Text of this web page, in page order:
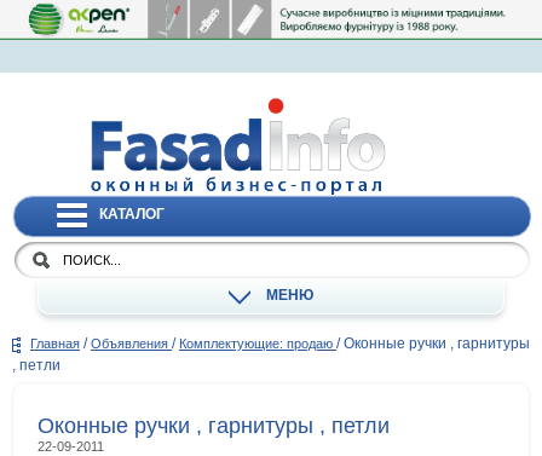
КАТАЛОГ
МЕНЮ
Главная / Объявления / Комплектующие: продаю / Оконные ручки , гарнитуры
, петли
Оконные ручки , гарнитуры , петли
22-09-2011